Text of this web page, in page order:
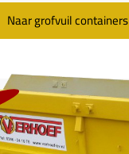
Naar grofvuil containers